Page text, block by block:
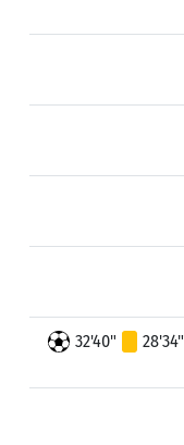
32'40" 28'34"